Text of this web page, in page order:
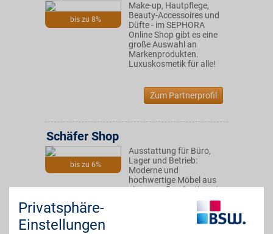
bis zu 8%
Make-up, Hautpflege,
Beauty-Accessoires und
Düfte - im SEPHORA
Online Shop gibt es eine
große Auswahl an
Markenprodukten.
Luxuskosmetik für alle!
Zum Partnerprofil
bis zu 6%
Schäfer Shop
Ausstattung für Büro,
Lager und Betrieb:
Moderne und
hochwertige Möbel aus
einem großen Sortiment
bei unserem Partner
kaufen. Kundenservice
steht hier an vorderster
Privatsphäre-
Einstellungen